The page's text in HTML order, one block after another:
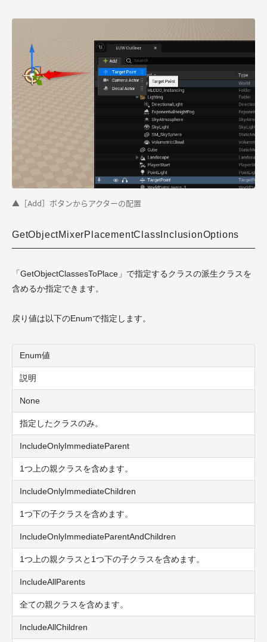
▲［Add］ボタンからアクターの配置
GetObjectMixerPlacementClassInclusionOptions
「GetObjectClassesToPlace」で指定するクラスの派生クラスを
含めるか指定できます。
戻り値は以下のEnumで指定します。
Enum値
説明
None
指定したクラスのみ。
IncludeOnlyImmediateParent
1つ上の親クラスを含めます。
IncludeOnlyImmediateChildren
1つ下の子クラスを含めます。
IncludeOnlyImmediateParentAndChildren
1つ上の親クラスと1つ下の子クラスを含めます。
IncludeAllParents
全ての親クラスを含めます。
IncludeAllChildren